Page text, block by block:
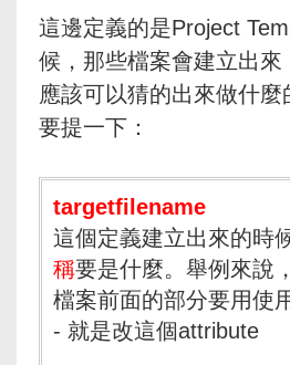
這邊定義的是Project
候，那些檔案會建立出來
應該可以猜的出來做什麼
要提一下：
targetfilename
這個定義建立出來的時
稱要是什麼。舉例來說
檔案前面的部分要用使
- 就是改這個attribute